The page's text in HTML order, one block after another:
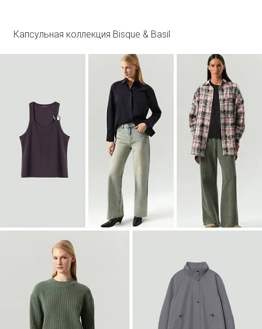
Двубортный жакет из твида
ML838/lut
Войти
Полупальто-халат из шерсти
R136/irishcream
Войти
Капсульная коллекция Bisque & Basil